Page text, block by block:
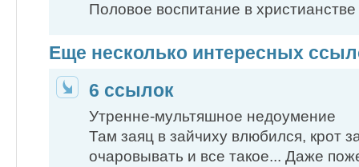
Половое воспитание в христианстве
Еще несколько интересных
6 ссылок
Утренне-мультяшное недоумение
Там заяц в зайчиху влюбился, крот
очаровывать и все такое... Даже